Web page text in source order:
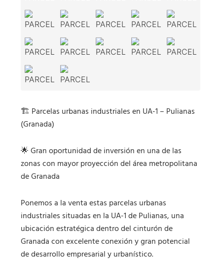
🏗️ Parcelas urbanas industriales en UA-1 – Pulianas
(Granada)
🌟 Gran oportunidad de inversión en una de las
zonas con mayor proyección del área metropolitana
de Granada
Ponemos a la venta estas parcelas urbanas
industriales situadas en la UA-1 de Pulianas, una
ubicación estratégica dentro del cinturón de
Granada con excelente conexión y gran potencial
de desarrollo empresarial y urbanístico.